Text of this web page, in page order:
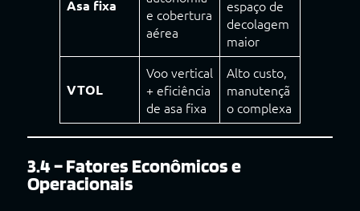
Asa fixa
e cobertura
aérea
espaço de
decolagem
maior
VTOL
Voo vertical
+ eficiência
de asa fixa
Alto custo,
manutençã
o complexa
3.4 – Fatores Econômicos e
Operacionais